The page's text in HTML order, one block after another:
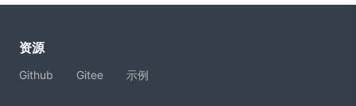
资源
Github Gitee 示例